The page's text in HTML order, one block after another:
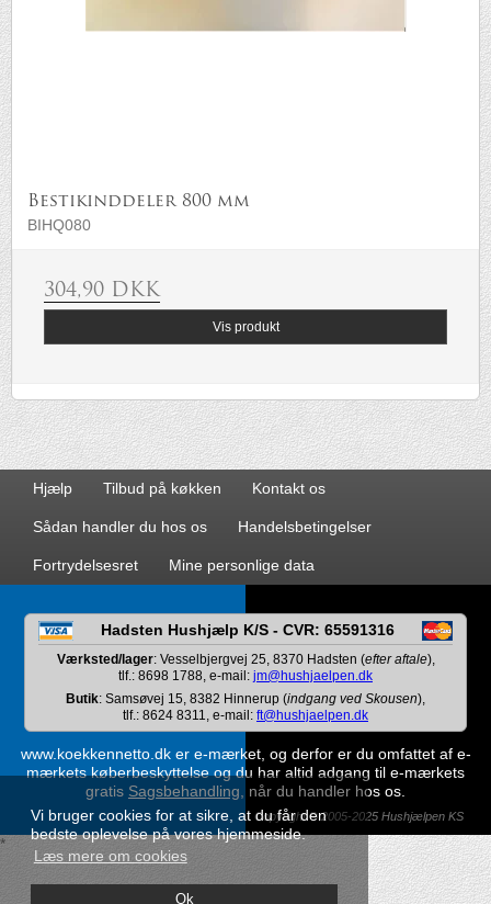
Vi bruger cookies for at sikre, at du får den
bedste oplevelse på vores hjemmeside.
Læs mere om cookies
Ok
Bestikinddeler 800 mm
BIHQ080
304,90 DKK
Vis produkt
Hjælp Tilbud på køkken Kontakt os
Sådan handler du hos os Handelsbetingelser
Fortrydelsesret Mine personlige data
Hadsten Hushjælp K/S - CVR: 65591316
Værksted/lager: Vesselbjergvej 25, 8370 Hadsten (efter aftale),
tlf.: 8698 1788, e-mail: jm@hushjaelpen.dk
Butik: Samsøvej 15, 8382 Hinnerup (indgang ved Skousen),
tlf.: 8624 8311, e-mail: ft@hushjaelpen.dk
www.koekkennetto.dk er e-mærket, og derfor er du omfattet af e-
mærkets køberbeskyttelse og du har altid adgang til e-mærkets
gratis Sagsbehandling , når du handler hos os.
Copyright © 2005-2025 Hushjælpen KS
*